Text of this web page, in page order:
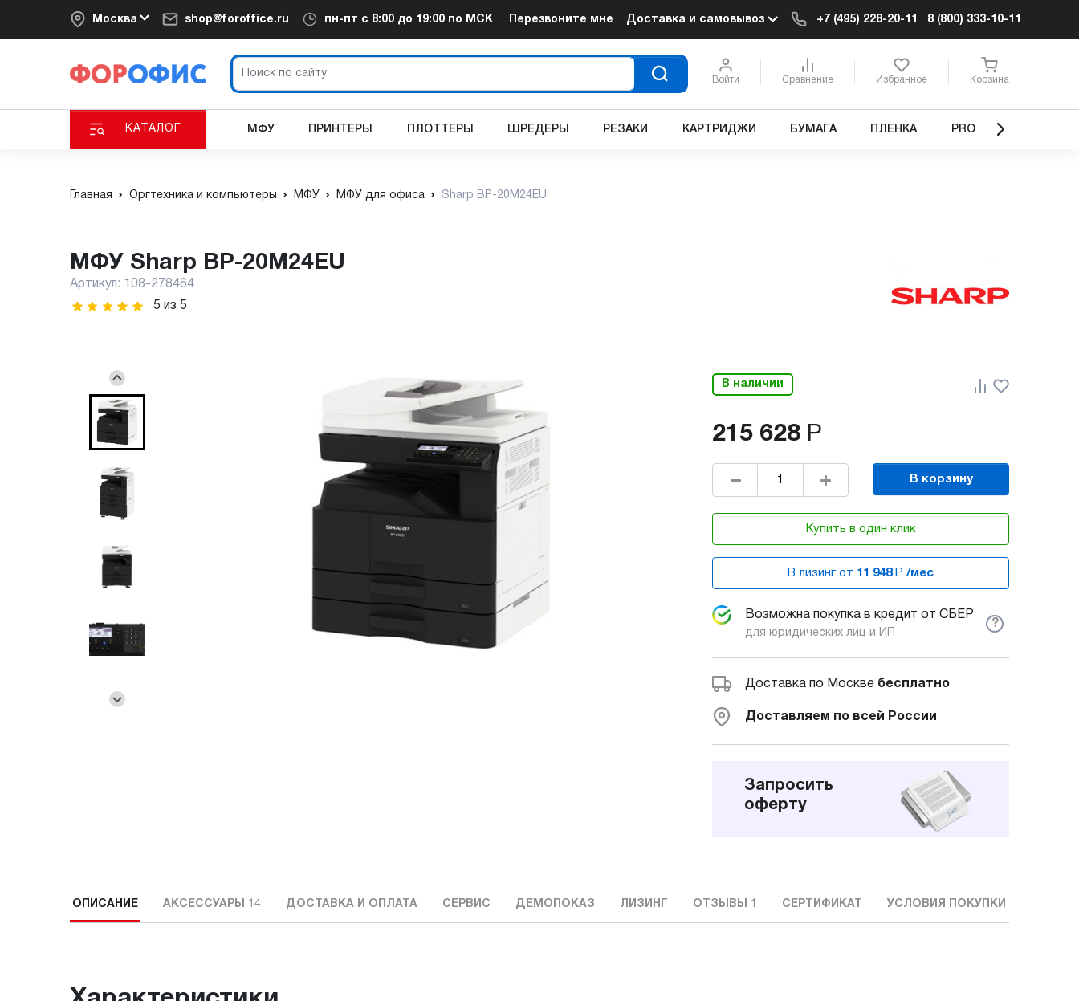
Москва shop@foroffice.ru пн-пт с 8:00 до 19:00 по МСК Перезвоните мне Доставка и самовывоз +7 (495) 228-20-11 8 (800) 333-10-11
Войти Сравнение Избранное Корзина
КАТАЛОГ МФУ ПРИНТЕРЫ ПЛОТТЕРЫ ШРЕДЕРЫ РЕЗАКИ КАРТРИДЖИ БУМАГА ПЛЕНКА PRO
Главная Оргтехника и компьютеры МФУ МФУ для офиса Sharp BP-20M24EU
МФУ Sharp BP-20M24EU
Артикул:
108-278464
5 из 5
В наличии
215 628 Р
В корзину
Купить в один клик
В лизинг от 11 948 Р /мес
Возможна покупка в кредит от СБЕР
для юридических лиц и ИП
?
Доставка по Москве бесплатно
Доставляем по всей России
Запросить
оферту
ОПИСАНИЕ АКСЕССУАРЫ 14 ДОСТАВКА И ОПЛАТА СЕРВИС ДЕМОПОКАЗ ЛИЗИНГ ОТЗЫВЫ СЕРТИФИКАТ УСЛОВИЯ ПОКУПКИ